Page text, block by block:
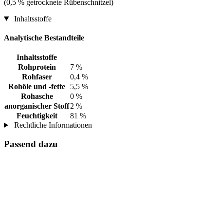
(0,5 % getrocknete Rübenschnitzel)
Inhaltsstoffe
Analytische Bestandteile
Inhaltsstoffe
Rohprotein
7 %
Rohfaser
0,4 %
Rohöle und -fette
5,5 %
Rohasche
0 %
anorganischer Stoff2 %
Feuchtigkeit
81 %
Rechtliche Informationen
Passend dazu